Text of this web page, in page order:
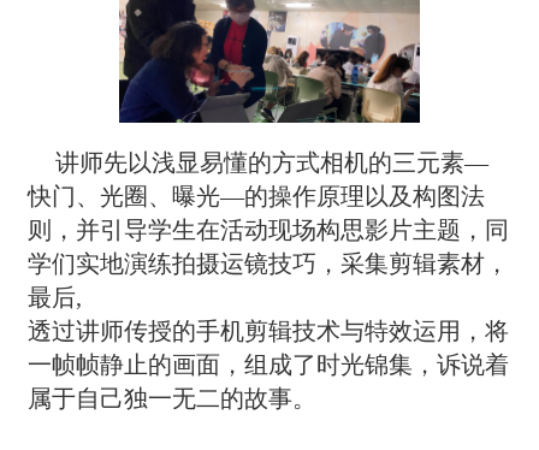
讲师先以浅显易懂的方式相机的三元素—
快门、光圈、曝光—的操作原理以及构图法
则，并引导学生在活动现场构思影片主题，同
学们实地演练拍摄运镜技巧，采集剪辑素材，
最后,
透过讲师传授的手机剪辑技术与特效运用，将
一帧帧静止的画面，组成了时光锦集，诉说着
属于自己独一无二的故事。